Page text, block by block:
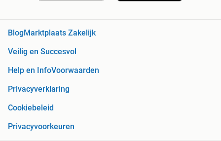
BlogMarktplaats Zakelijk
Veilig en Succesvol
Help en InfoVoorwaarden
Privacyverklaring
Cookiebeleid
Privacyvoorkeuren